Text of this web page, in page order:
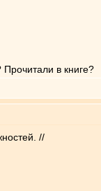
в книге?
//